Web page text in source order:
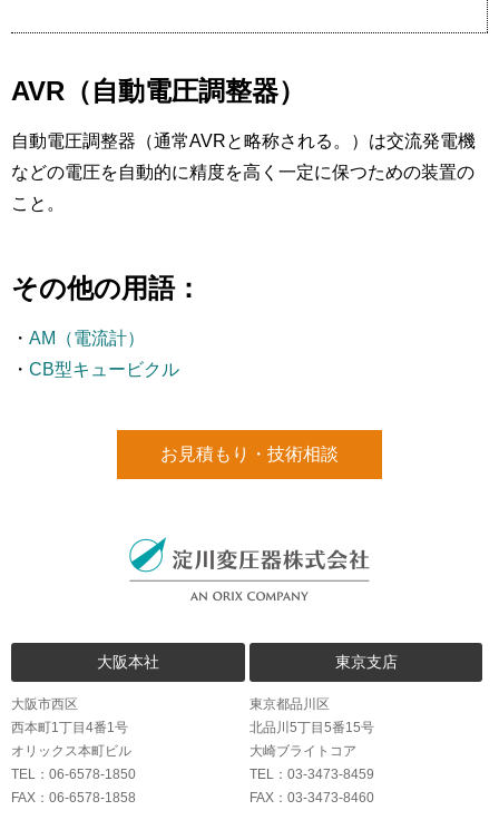
AVR（自動電圧調整器）
自動電圧調整器（通常AVRと略称される。）は交流発電機
などの電圧を自動的に精度を高く一定に保つための装置の
こと。
その他の用語：
・ AM（電流計）
・ CB型キュービクル
お見積もり・技術相談
大阪本社
大阪市西区
西本町1丁目4番1号
オリックス本町ビル
TEL：06-6578-1850
FAX：06-6578-1858
東京支店
東京都品川区
北品川5丁目5番15号
大崎ブライトコア
TEL：03-3473-8459
FAX：03-3473-8460